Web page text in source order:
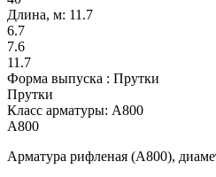
Длина, м: 11.7
6.7
7.6
11.7
Форма выпуска : Прутки
Прутки
Класс арматуры: А800
А800
Арматура рифленая (А800),